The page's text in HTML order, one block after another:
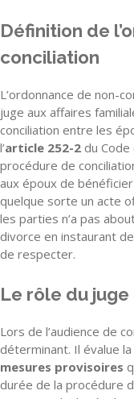
Définition de
conciliation
L’ordonnance de non-
juge aux affaires
conciliation entre les
l’article 252-2 du
procédure de
aux époux de
quelque sorte un acte
les parties n’a pas
divorce en instaurant
de respecter.
Le rôle du
Lors de l’audience de
déterminant. Il évalue
mesures provisoires
durée de la procédure